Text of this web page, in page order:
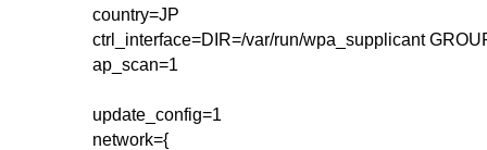
country=JP
ctrl_interface=DIR=/var/run/wpa_supplicant
ap_scan=1
update_config=1
network={